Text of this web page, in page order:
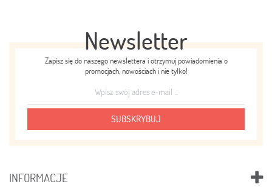
Newsletter
Zapisz się do naszego newslettera i otrzymuj powiadomienia o
promocjach, nowościach i nie tylko!
SUBSKRYBUJ
INFORMACJE